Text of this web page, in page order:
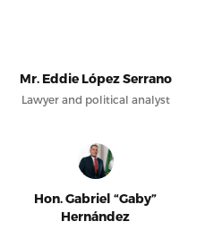
Mr. Eddie López Serrano
Lawyer and political analyst
Hon. Gabriel “Gaby”
Hernández